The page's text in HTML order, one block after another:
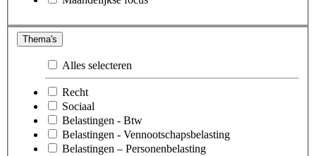
Thema's
Alles selecteren
Recht
Sociaal
Belastingen - Btw
Belastingen - Vennootschapsbelasting
Belastingen – Personenbelasting